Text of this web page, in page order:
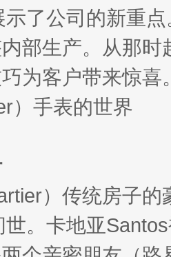
示了公司的新重
部生产。从那
为客户带来惊喜
）传统房子
。卡地亚